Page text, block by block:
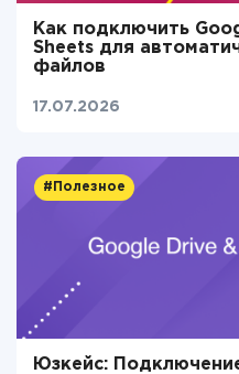
Как подключить
Sheets для
файлов
17.07.2026
#Полезное
Юзкейс: